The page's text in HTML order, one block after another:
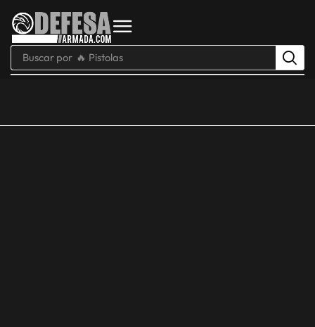
Buscar por 🔥 Pistolas